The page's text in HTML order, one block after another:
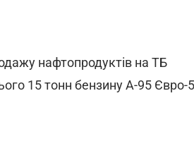
нафтопродуктів на ТБ
15 тонн бензину А-95 Євро-5